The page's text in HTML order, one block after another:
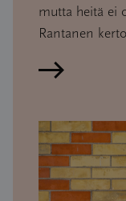
mutta heitä ei
Rantanen
Lue artikkeli